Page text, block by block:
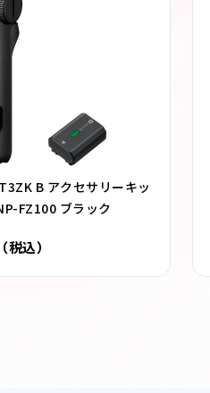
B アクセサリーキッ
FZ100 ブラック
（税込）